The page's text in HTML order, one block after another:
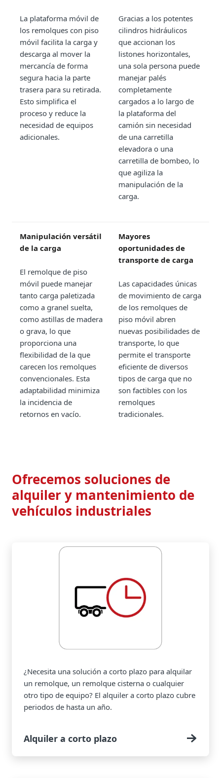
La plataforma móvil de
los remolques con piso
móvil facilita la carga y
descarga al mover la
mercancía de forma
segura hacia la parte
trasera para su retirada.
Esto simplifica el
proceso y reduce la
necesidad de equipos
adicionales.
Gracias a los potentes
cilindros hidráulicos
que accionan los
listones horizontales,
una sola persona puede
manejar palés
completamente
cargados a lo largo de
la plataforma del
camión sin necesidad
de una carretilla
elevadora o una
carretilla de bombeo, lo
que agiliza la
manipulación de la
carga.
Manipulación versátil
de la carga
El remolque de piso
móvil puede manejar
tanto carga paletizada
como a granel suelta,
como astillas de madera
o grava, lo que
proporciona una
flexibilidad de la que
carecen los remolques
convencionales. Esta
adaptabilidad minimiza
la incidencia de
retornos en vacío.
Mayores
oportunidades de
transporte de carga
Las capacidades únicas
de movimiento de carga
de los remolques de
piso móvil abren
nuevas posibilidades de
transporte, lo que
permite el transporte
eficiente de diversos
tipos de carga que no
son factibles con los
remolques
tradicionales.
Ofrecemos soluciones de
alquiler y mantenimiento de
vehículos industriales
¿Necesita una solución a corto plazo para alquilar
un remolque, un remolque cisterna o cualquier
otro tipo de equipo? El alquiler a corto plazo cubre
periodos de hasta un año.
Alquiler a corto plazo